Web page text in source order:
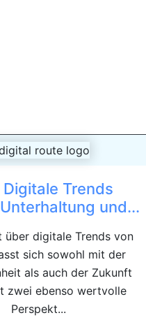
Digitale Trends
und...
über digitale Trends von
sich sowohl mit der
als auch der Zukunft
zwei ebenso wertvolle
Perspekt...